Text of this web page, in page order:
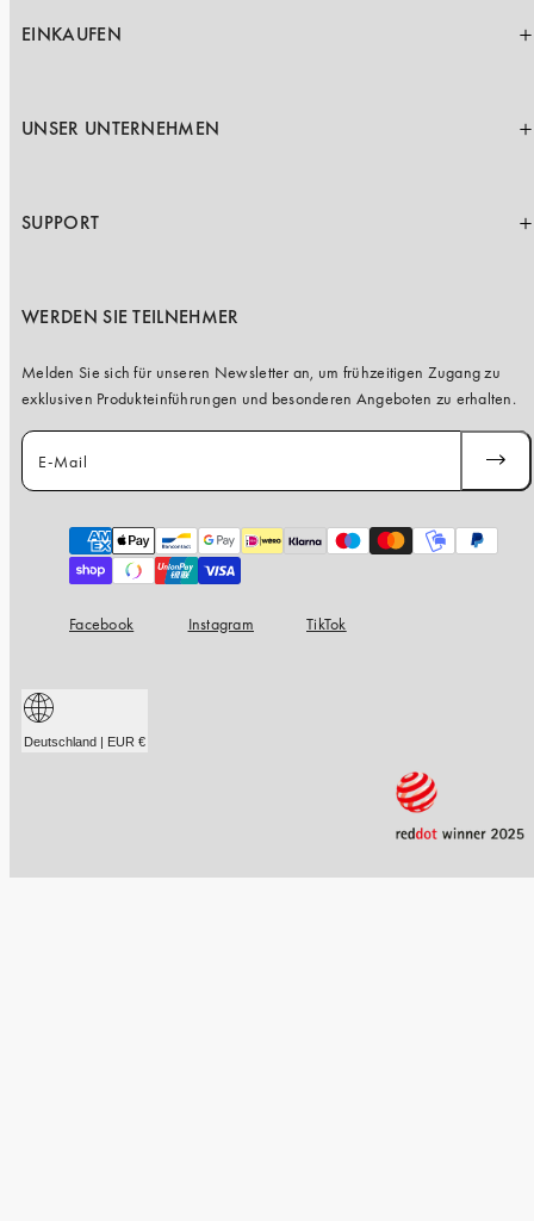
EINKAUFEN
UNSER UNTERNEHMEN
SUPPORT
WERDEN SIE TEILNEHMER
Melden Sie sich für unseren Newsletter an, um frühzeitigen Zugang zu
exklusiven Produkteinführungen und besonderen Angeboten zu erhalten.
E-Mail
Zahlungsarten
Facebook Instagram TikTok
Deutschland | EUR €